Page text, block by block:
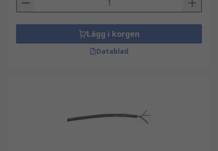
Lägg i korgen
Datablad